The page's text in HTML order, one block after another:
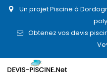
Un projet Piscine à
Obtenez vos devis